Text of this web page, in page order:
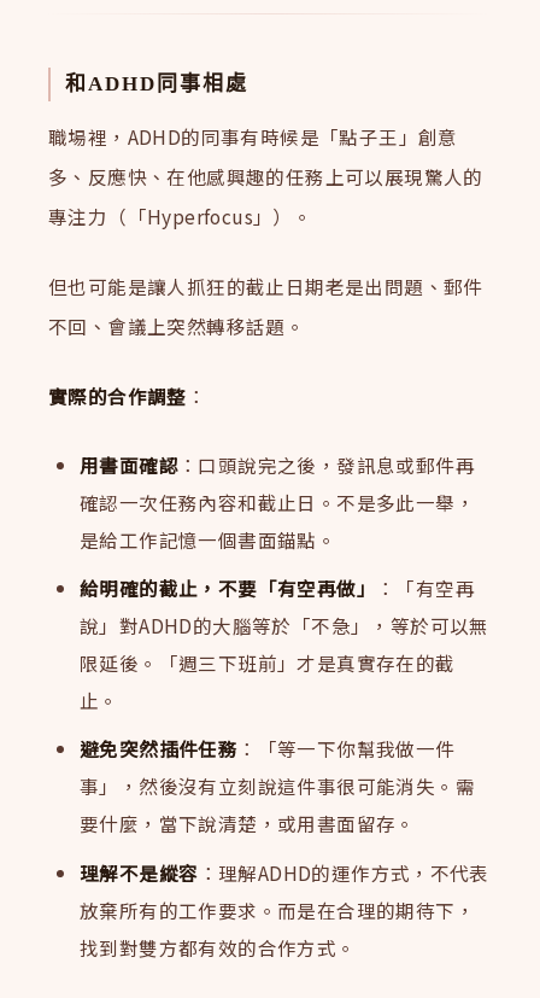
和ADHD同事相處
職場裡，ADHD的同事有時候是「點子王」創意
多、反應快、在他感興趣的任務上可以展現驚人的
專注力（「Hyperfocus」）。
但也可能是讓人抓狂的截止日期老是出問題、郵件
不回、會議上突然轉移話題。
實際的合作調整 ：
用書面確認 ：口頭說完之後，發訊息或郵件再
確認一次任務內容和截止日。不是多此一舉，
是給工作記憶一個書面錨點。
給明確的截止，不要「有空再做」
：「有空再
說」對ADHD的大腦等於「不急」，等於可以無
限延後。「週三下班前」才是真實存在的截
止。
避免突然插件任務 ：「等一下你幫我做一件
事」，然後沒有立刻說這件事很可能消失。需
要什麼，當下說清楚，或用書面留存。
理解不是縱容 ：理解ADHD的運作方式，不代表
放棄所有的工作要求。而是在合理的期待下，
找到對雙方都有效的合作方式。